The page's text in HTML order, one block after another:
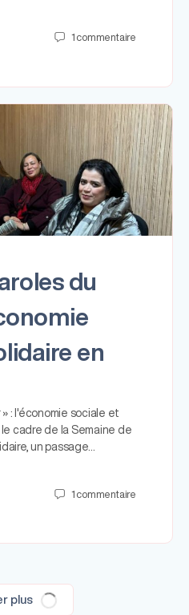
1 commentaire
du
en
: l'économie sociale et
le cadre de la Semaine de
un passage…
1 commentaire
plus